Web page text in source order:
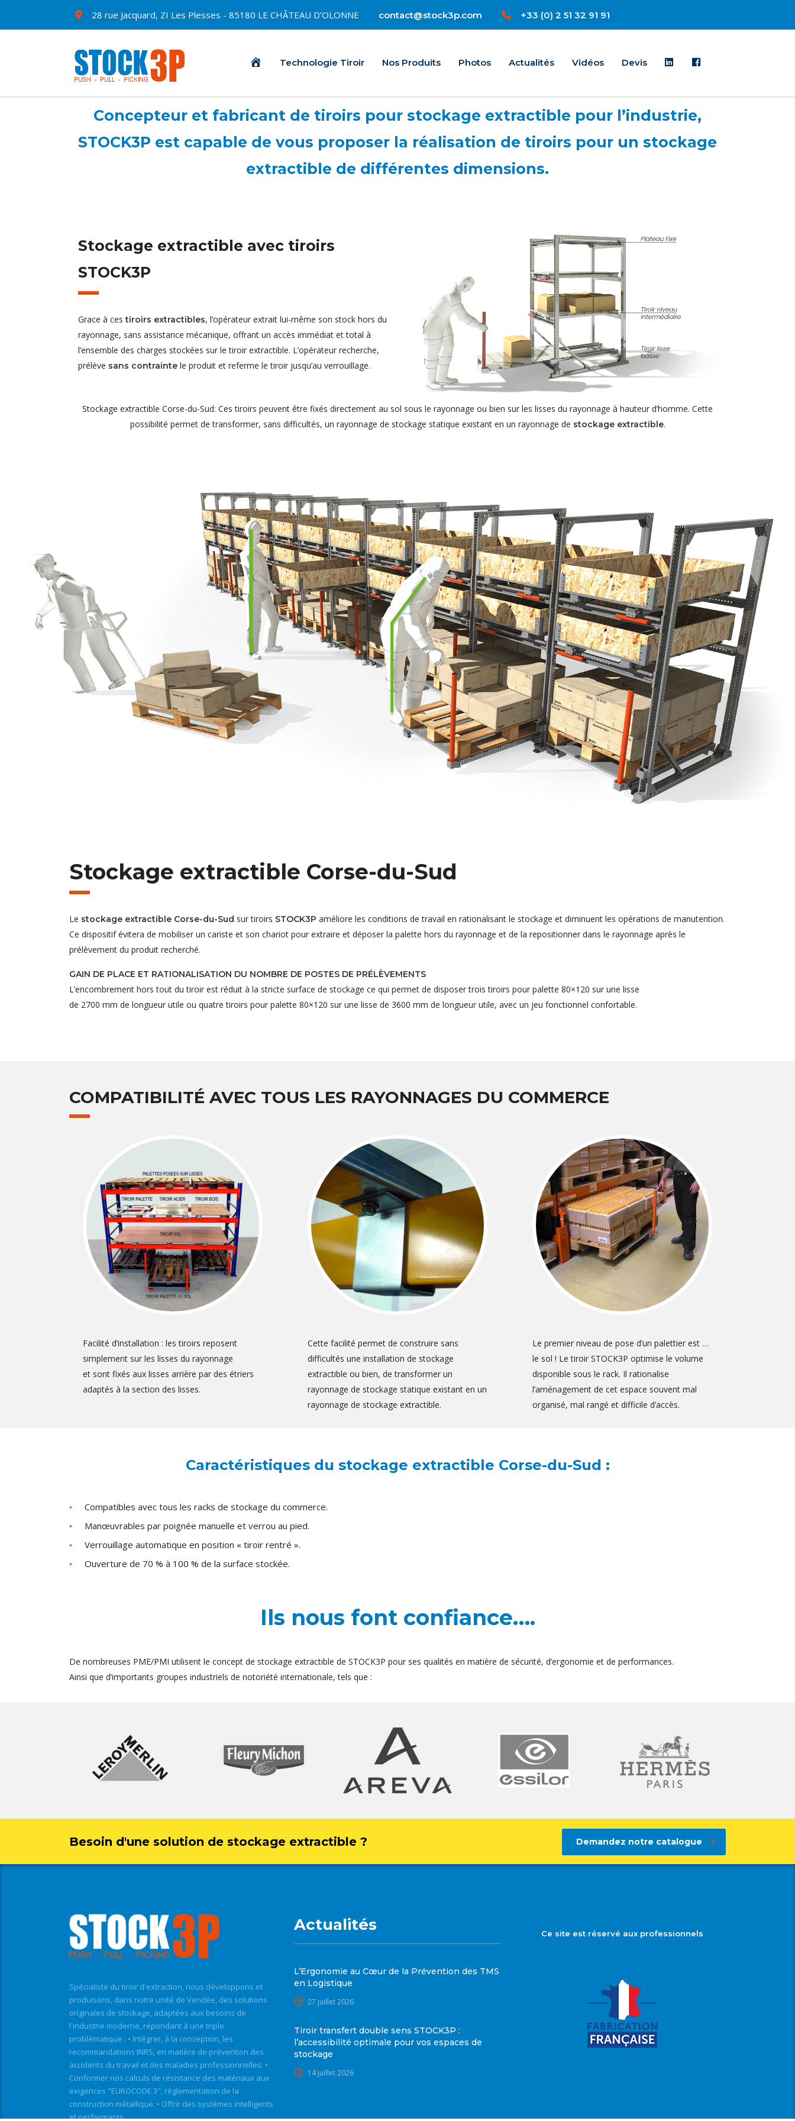
28 rue Jacquard, ZI Les Plesses - 85180 LE CHÂTEAU D’OLONNE contact@stock3p.com +33 (0) 2 51 32 91 91
AccueilTechnologie Tiroir Nos Produits Photos Actualités Vidéos Devis Linkedin
Concepteur et fabricant de tiroirs pour stockage extractible pour l’industrie,
STOCK3P est capable de vous proposer la réalisation de tiroirs pour un stockage
extractible de différentes dimensions.
Stockage extractible avec tiroirs
STOCK3P
Grace à cestiroirs extractibles, l’opérateur extrait lui-même son stock hors du
rayonnage, sans assistance mécanique, offrant un accès immédiat et total à
l’ensemble des charges stockées sur le tiroir extractible. L’opérateur recherche,
prélève sans contrainte le produit et referme le tiroir jusqu’au verrouillage.
Stockage extractible Corse-du-Sud: Ces tiroirs peuvent être fixés directement au sol sous le rayonnage ou bien sur les lisses du rayonnage à hauteur d’homme. Cette
possibilité permet de transformer, sans difficultés, un rayonnage de stockage statique existant en un rayonnage de stockage extractible.
Stockage extractible Corse-du-Sud
Le stockage extractible Corse-du-Sud sur tiroirs STOCK3P améliore les conditions de travail en rationalisant le stockage et diminuent les opérations de manutention.
Ce dispositif évitera de mobiliser un cariste et son chariot pour extraire et déposer la palette hors du rayonnage et de la repositionner dans le rayonnage après le
prélèvement du produit recherché.
GAIN DE PLACE ET RATIONALISATION DU NOMBRE DE POSTES DE PRÉLÈVEMENTS
L’encombrement hors tout du tiroir est réduit à la stricte surface de stockage ce qui permet de disposer trois tiroirs pour palette 80×120 sur une lisse
de 2700 mm de longueur utile ou quatre tiroirs pour palette 80×120 sur une lisse de 3600 mm de longueur utile, avec un jeu fonctionnel confortable.
COMPATIBILITÉ AVEC TOUS LES RAYONNAGES DU COMMERCE
Facilité d’installation : les tiroirs reposent
simplement sur les lisses du rayonnage
et sont fixés aux lisses arrière par des étriers
adaptés à la section des lisses.
Cette facilité permet de construire sans
difficultés une installation de stockage
extractible ou bien, de transformer un
rayonnage de stockage statique existant en un
rayonnage de stockage extractible.
Le premier niveau de pose d’un palettier est …
le sol ! Le tiroir STOCK3P optimise le volume
disponible sous le rack. Il rationalise
l’aménagement de cet espace souvent mal
organisé, mal rangé et difficile d’accès.
Caractéristiques du stockage extractible Corse-du-Sud :
Compatibles avec tous les racks de stockage du commerce.
Manœuvrables par poignée manuelle et verrou au pied.
Verrouillage automatique en position « tiroir rentré ».
Ouverture de 70 % à 100 % de la surface stockée.
Ils nous font confiance….
De nombreuses PME/PMI utilisent le concept de stockage extractible de STOCK3P pour ses qualités en matière de sécurité, d’ergonomie et de performances.
Ainsi que d’importants groupes industriels de notoriété internationale, tels que :
Besoin d'une solution de stockage extractible ? Demandez notre catalogue
Spécialiste du tiroir d'extraction, nous développons et
produisons, dans notre unité de Vendée, des solutions
originales de stockage, adaptées aux besoins de
l'industrie moderne, répondant à une triple
problématique : • Intégrer, à la conception, les
recommandations INRS, en matière de prévention des
accidents du travail et des maladies professionnelles. •
Conformer nos calculs de résistance des matériaux aux
exigences "EUROCODE 3", réglementation de la
construction métallique. • Offrir des systèmes intelligents
et performants.
Actualités
L’Ergonomie au Cœur de la Prévention des TMS
en Logistique
27 juillet 2026
Tiroir transfert double sens STOCK3P :
l’accessibilité optimale pour vos espaces de
stockage
14 juillet 2026
Ce site est réservé aux professionnels